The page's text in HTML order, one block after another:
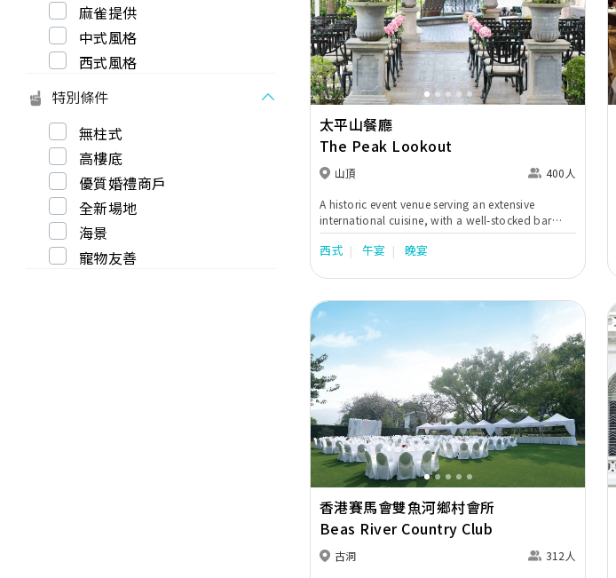
麻雀提供
中式風格
西式風格
特別條件
無柱式
高樓底
優質婚禮商戶
全新場地
海景
寵物友善
Previous Next
太平山餐廳
The Peak Lookout
山頂 400人
A historic event venue serving an extensive
international cuisine, with a well-stocked bar
offering a comprehensive selection of beverages,
The Peak Lookout is the perfect location for all
experienced Sales & Events Team is happy to
help in making your event a stress-free &
memorable one for you and your guests.
西式 午宴 晚宴
Previous Next
香港賽馬會雙魚河鄉村會所
Beas River Country Club
古洞 312人